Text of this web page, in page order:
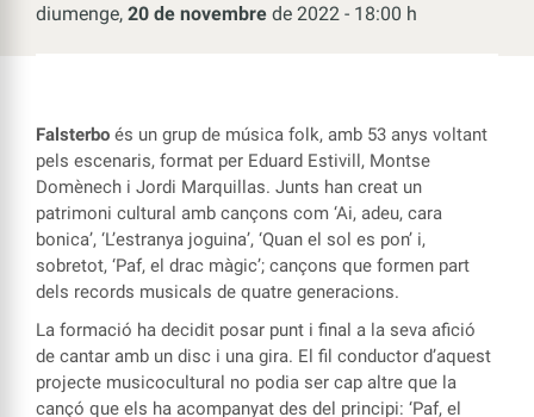
diumenge, 20 de novembre de 2022 - 18:00 h
Falsterbo és un grup de música folk, amb 53 anys voltant
pels escenaris, format per Eduard Estivill, Montse
Domènech i Jordi Marquillas. Junts han creat un
patrimoni cultural amb cançons com ‘Ai, adeu, cara
bonica’, ‘L’estranya joguina’, ‘Quan el sol es pon’ i,
sobretot, ‘Paf, el drac màgic’; cançons que formen part
dels records musicals de quatre generacions.
La formació ha decidit posar punt i final a la seva afició
de cantar amb un disc i una gira. El fil conductor d’aquest
projecte musicocultural no podia ser cap altre que la
cançó que els ha acompanyat des del principi: ‘Paf, el